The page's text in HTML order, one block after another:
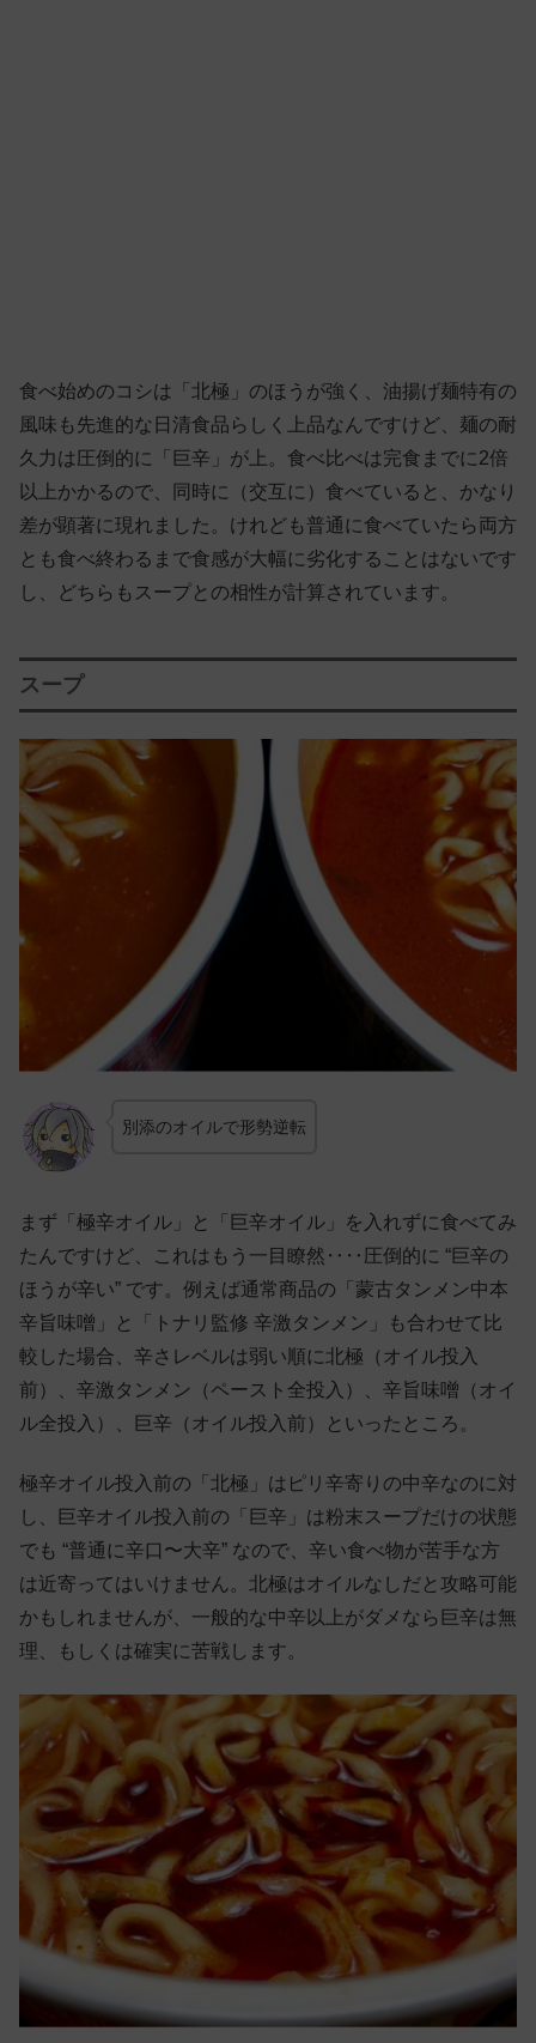
食べ始めのコシは「北極」のほうが強く、油揚げ麺特有の
風味も先進的な日清食品らしく上品なんですけど、麺の耐
久力は圧倒的に「巨辛」が上。食べ比べは完食までに2倍
以上かかるので、同時に（交互に）食べていると、かなり
差が顕著に現れました。けれども普通に食べていたら両方
とも食べ終わるまで食感が大幅に劣化することはないです
し、どちらもスープとの相性が計算されています。
スープ
別添のオイルで形勢逆転
まず「極辛オイル」と「巨辛オイル」を入れずに食べてみ
たんですけど、これはもう一目瞭然‥‥圧倒的に “巨辛の
ほうが辛い” です。例えば通常商品の「蒙古タンメン中本
辛旨味噌」と「トナリ監修 辛激タンメン」も合わせて比
較した場合、辛さレベルは弱い順に北極（オイル投入
前）、辛激タンメン（ペースト全投入）、辛旨味噌（オイ
ル全投入）、巨辛（オイル投入前）といったところ。
極辛オイル投入前の「北極」はピリ辛寄りの中辛なのに対
し、巨辛オイル投入前の「巨辛」は粉末スープだけの状態
でも “普通に辛口〜大辛” なので、辛い食べ物が苦手な方
は近寄ってはいけません。北極はオイルなしだと攻略可能
かもしれませんが、一般的な中辛以上がダメなら巨辛は無
理、もしくは確実に苦戦します。